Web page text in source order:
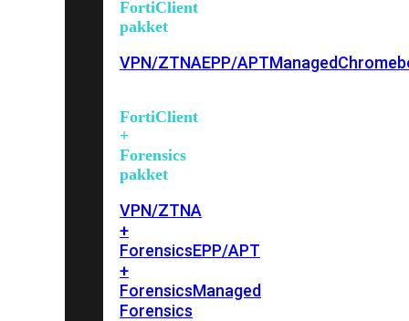
FortiClient
pakket
VPN/ZTNAEPP/APTManaged
FortiClient
+
Forensics
pakket
VPN/ZTNA
+
ForensicsEPP/APT
+
ForensicsManaged
Forensics